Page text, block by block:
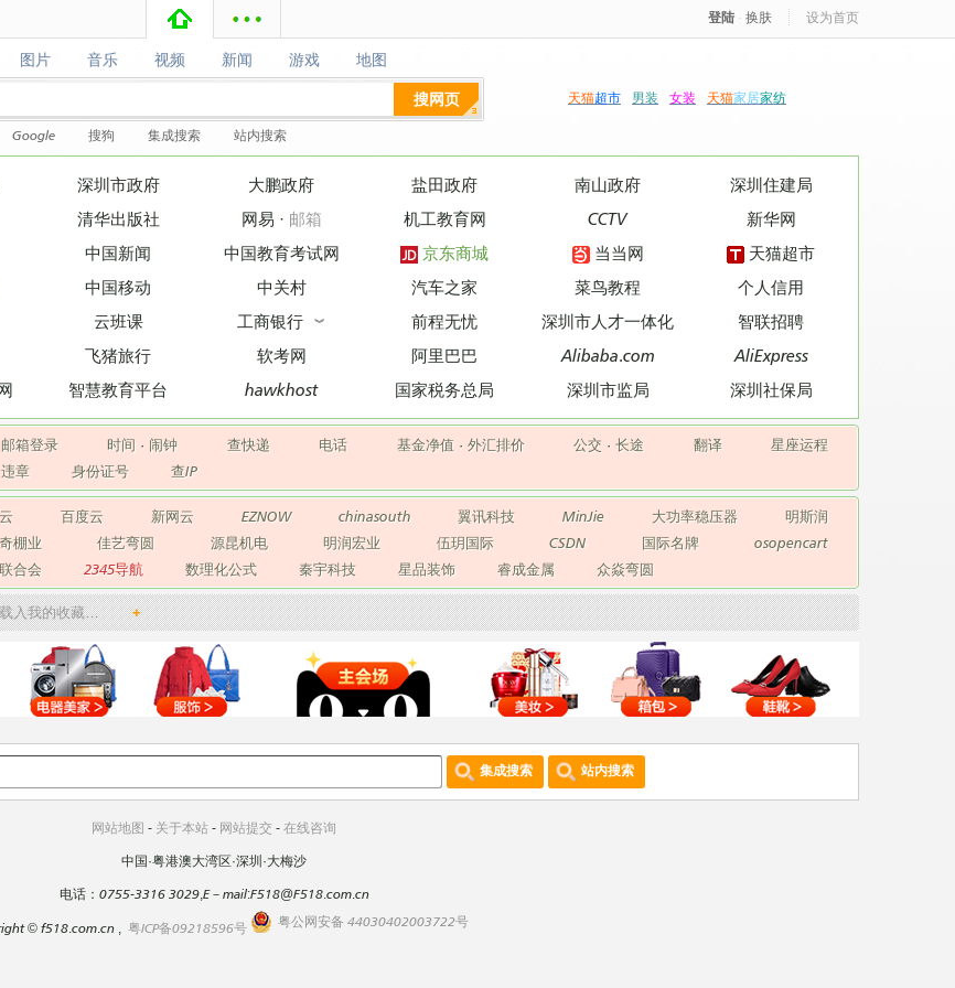
登陆 换肤 设为首页
图片
图片 音乐
音乐 视频
视频 新闻
新闻 游戏
游戏 地图
地图
搜网页
Google 搜狗 集成搜索 站内搜索
天猫超市 男装 女装 天猫家居家纺
深圳市政府 大鹏政府 盐田政府 南山政府
深圳住建局
清华出版社 网易 · 邮箱 机工教育网 CCTV
新华网
中国新闻 中国教育考试网 京东商城 当当网
天猫超市
中国移动 中关村 汽车之家 菜鸟教程
个人信用
云班课 工商银行 ︾ 前程无忧 深圳市人才一体化
智联招聘
飞猪旅行 软考网 阿里巴巴 Alibaba.com
AliExpress
智慧教育平台 hawkhost 国家税务总局 深圳市监局 深圳社保局
邮箱登录 时间 · 闹钟 查快递 电话 基金净值· 外汇排价 公交 ·长途 翻译
星座运程
违章
身份证号 查IP
百度云 新网云 EZNOW chinasouth 翼讯科技 MinJie 大功率稳压器
明斯润
棚业
佳艺弯圆 源昆机电 明润宏业 伍玥国际 CSDN 国际名牌
osopencart
合会
2345导航 数理化公式 秦宇科技 星品装饰 睿成金属 众焱弯圆
入我的收藏… +
集成搜索 站内搜索
网站地图 - 关于本站 - 网站提交 - 在线咨询
中国·粤港澳大湾区·深圳·大梅沙
电话：0755-3316 3029,E－mail:F518@F518.com.cn
©f518.com.cn , 粤ICP备09218596号 粤公网安备 44030402003722号